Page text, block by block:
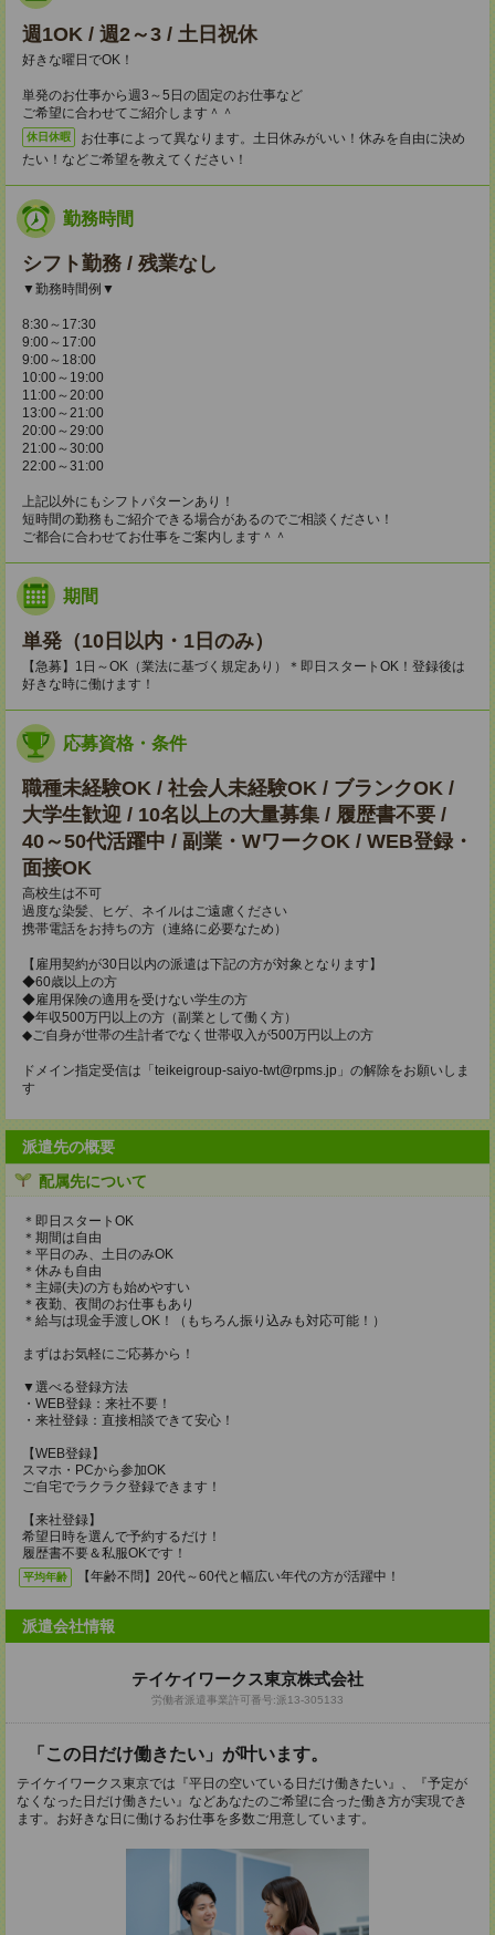
週1OK / 週2～3 / 土日祝休
好きな曜日でOK！
単発のお仕事から週3～5日の固定のお仕事など
ご希望に合わせてご紹介します＾＾
休日休暇
お仕事によって異なります。土日休みがいい！休みを自由に決め
たい！などご希望を教えてください！
勤務時間
シフト勤務 / 残業なし
▼勤務時間例▼
8:30～17:30
9:00～17:00
9:00～18:00
10:00～19:00
11:00～20:00
13:00～21:00
20:00～29:00
21:00～30:00
22:00～31:00
上記以外にもシフトパターンあり！
短時間の勤務もご紹介できる場合があるのでご相談ください！
ご都合に合わせてお仕事をご案内します＾＾
期間
単発（10日以内・1日のみ）
【急募】1日～OK（業法に基づく規定あり）＊即日スタートOK！登録後は
好きな時に働けます！
応募資格・条件
職種未経験OK / 社会人未経験OK / ブランクOK /
大学生歓迎 / 10名以上の大量募集 / 履歴書不要 /
40～50代活躍中 / 副業・WワークOK / WEB登録・
面接OK
高校生は不可
過度な染髪、ヒゲ、ネイルはご遠慮ください
携帯電話をお持ちの方（連絡に必要なため）
【雇用契約が30日以内の派遣は下記の方が対象となります】
◆60歳以上の方
◆雇用保険の適用を受けない学生の方
◆年収500万円以上の方（副業として働く方）
◆ご自身が世帯の生計者でなく世帯収入が500万円以上の方
ドメイン指定受信は「teikeigroup-saiyo-twt@rpms.jp」の解除をお願いしま
す
派遣先の概要
配属先について
＊即日スタートOK
＊期間は自由
＊平日のみ、土日のみOK
＊休みも自由
＊主婦(夫)の方も始めやすい
＊夜勤、夜間のお仕事もあり
＊給与は現金手渡しOK！（もちろん振り込みも対応可能！）
まずはお気軽にご応募から！
▼選べる登録方法
・WEB登録：来社不要！
・来社登録：直接相談できて安心！
【WEB登録】
スマホ・PCから参加OK
ご自宅でラクラク登録できます！
【来社登録】
希望日時を選んで予約するだけ！
履歴書不要＆私服OKです！
平均年齢 【年齢不問】20代～60代と幅広い年代の方が活躍中！
派遣会社情報
テイケイワークス東京株式会社
労働者派遣事業許可番号:派13-305133
「この日だけ働きたい」が叶います。
テイケイワークス東京では『平日の空いている日だけ働きたい』、『予定が
なくなった日だけ働きたい』などあなたのご希望に合った働き方が実現でき
ます。お好きな日に働けるお仕事を多数ご用意しています。